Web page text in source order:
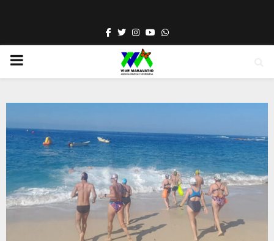
Facebook
TwitterInstagram
YoutubeWhatsapp
PRIMARY